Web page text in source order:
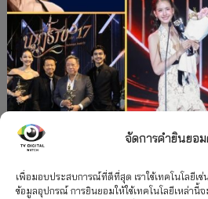
จัดการคำยินยอ
เพื่อมอบประสบการณ์ที่ดีที่สุด เราใช้เทคโนโลยีเ
ข้อมูลอุปกรณ์ การยินยอมให้ใช้เทคโนโลยีเหล่านี้จ
”คุณพี่เจ้าขาดิฉันเป็นห่านมิใ